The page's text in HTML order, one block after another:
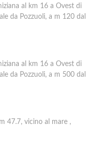
al km 16 a Ovest di
da Pozzuoli, a m 120 dal
al km 16 a Ovest di
da Pozzuoli, a m 500 dal
47.7, vicino al mare ,